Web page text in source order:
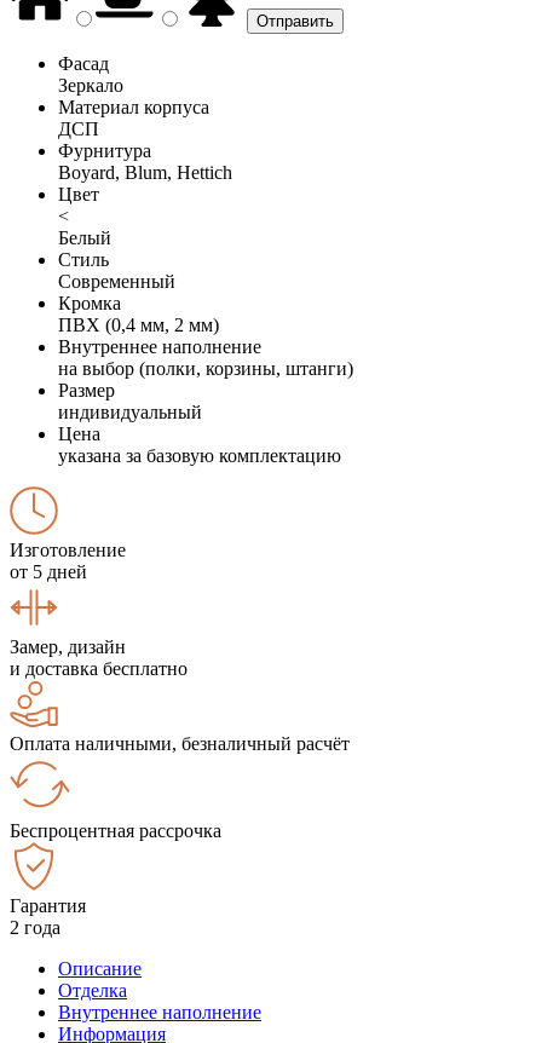
Фасад
Зеркало
Материал корпуса
ДСП
Фурнитура
Boyard, Blum, Hettich
Цвет
<
Белый
Стиль
Современный
Кромка
ПВХ (0,4 мм, 2 мм)
Внутреннее наполнение
на выбор (полки, корзины, штанги)
Размер
индивидуальный
Цена
указана за базовую комплектацию
Изготовление
от 5 дней
Замер, дизайн
и доставка бесплатно
Оплата наличными, безналичный расчёт
Беспроцентная рассрочка
Гарантия
2 года
Описание
Отделка
Внутреннее наполнение
Информация